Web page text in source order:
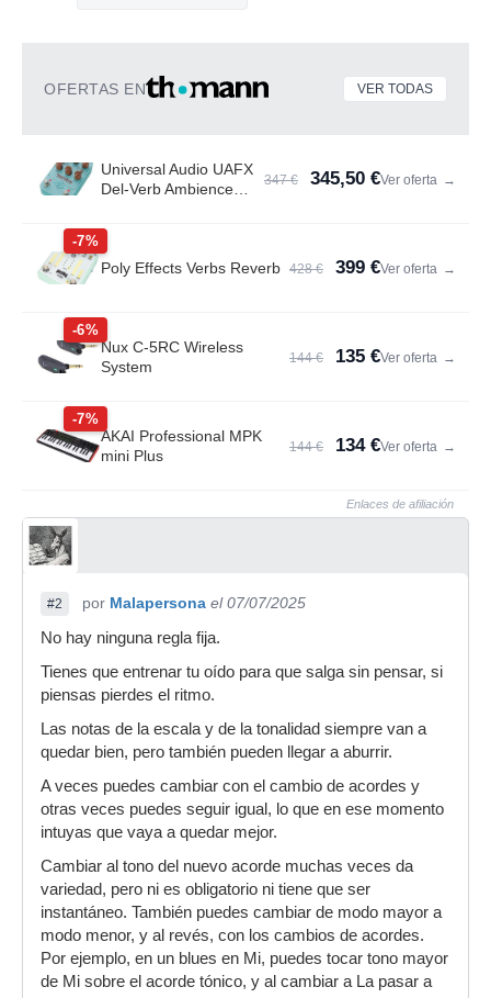
OFERTAS EN VER TODAS
Universal Audio UAFX
Del-Verb Ambience
347 € 345,50 €Ver oferta →
-7%
Poly Effects Verbs Reverb 428 € 399 €Ver oferta →
-6%
Nux C-5RC Wireless
System
144 € 135 €Ver oferta →
-7%
AKAI Professional MPK
mini Plus
144 € 134 €Ver oferta →
Enlaces de afiliación
#2 por Malapersona el 07/07/2025
No hay ninguna regla fija.
Tienes que entrenar tu oído para que salga sin pensar, si
piensas pierdes el ritmo.
Las notas de la escala y de la tonalidad siempre van a
quedar bien, pero también pueden llegar a aburrir.
A veces puedes cambiar con el cambio de acordes y
otras veces puedes seguir igual, lo que en ese momento
intuyas que vaya a quedar mejor.
Cambiar al tono del nuevo acorde muchas veces da
variedad, pero ni es obligatorio ni tiene que ser
instantáneo. También puedes cambiar de modo mayor a
modo menor, y al revés, con los cambios de acordes.
Por ejemplo, en un blues en Mi, puedes tocar tono mayor
de Mi sobre el acorde tónico, y al cambiar a La pasar a